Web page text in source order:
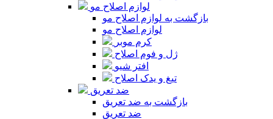
لوازم اصلاح مو
بازگشت به لوازم اصلاح مو
لوازم اصلاح مو
کرم موبر
ژل و فوم اصلاح
افتر شیو
تیغ و یدک اصلاح
ضد تعریق
بازگشت به ضد تعریق
ضد تعریق